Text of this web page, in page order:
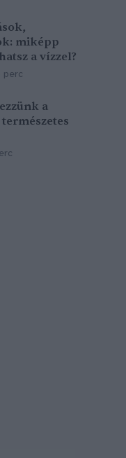
miképp
a vízzel?
perc
a